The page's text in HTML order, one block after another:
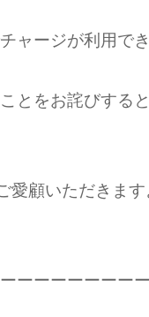
ャージが利用で
とをお詫びする
愛顧いただきま
ーーーーーーー